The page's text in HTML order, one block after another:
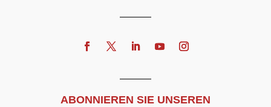
ABONNIEREN SIE UNSEREN